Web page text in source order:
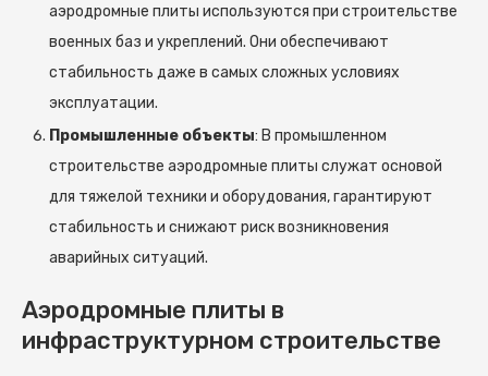
аэродромные плиты используются при строительстве
военных баз и укреплений. Они обеспечивают
стабильность даже в самых сложных условиях
эксплуатации.
Промышленные объекты: В промышленном
строительстве аэродромные плиты служат основой
для тяжелой техники и оборудования, гарантируют
стабильность и снижают риск возникновения
аварийных ситуаций.
Аэродромные плиты в
инфраструктурном строительстве